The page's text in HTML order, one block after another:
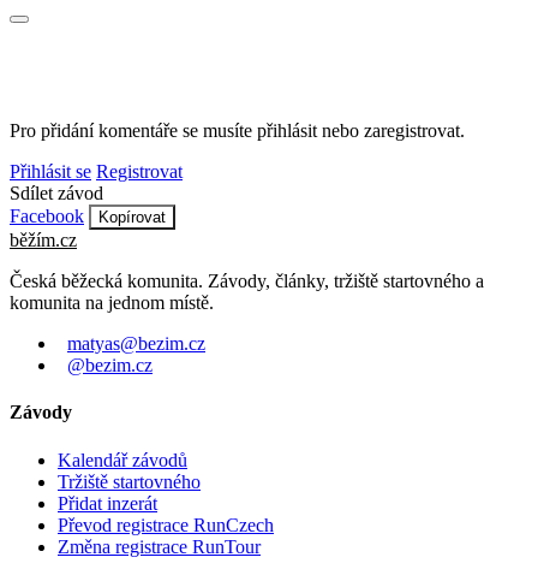
Pro přidání komentáře se musíte přihlásit nebo zaregistrovat.
Přihlásit se Registrovat
Sdílet závod
Facebook
Kopírovat
běžím.cz
Česká běžecká komunita. Závody, články, tržiště startovného a
komunita na jednom místě.
matyas@bezim.cz
@bezim.cz
Závody
Kalendář závodů
Tržiště startovného
Přidat inzerát
Převod registrace RunCzech
Změna registrace RunTour